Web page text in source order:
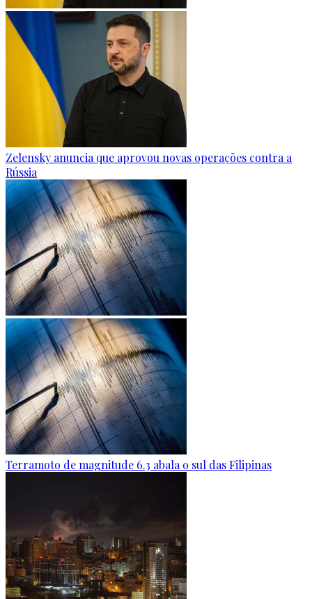
Zelensky anuncia que aprovou novas operações contra a
Rússia
Terramoto de magnitude 6.3 abala o sul das Filipinas